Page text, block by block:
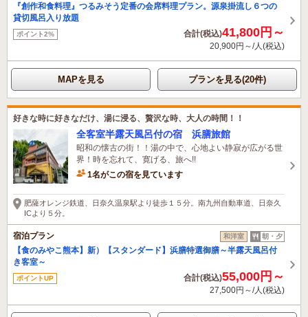
『創作和食料理』つるみそう定番の会席料理プラン。源泉掛流し６つの
貸切風呂入り放題
ポイント2% 合計(税込)41,800円～
20,900円～/人(税込)
MAPを見る プランを見る(20件)
好きな時に好きなだけ、湯に浸る、贅沢な時、大人の時間！！
全客室半露天風呂付の宿 浜膳旅館
昭和の懐古の街！！湯の中で、心地よい静寂が広がる世
界！時を忘れて、寛げる、旅へ!!
1名がこの宿を見ています
肥薩オレンジ鉄道、日奈久温泉駅より徒歩１５分。南九州自動車道、日奈久
ICより５分。
宿泊プラン 和洋室 朝・夕
【食のみやこ熊本】新）【スタンダード】浜膳特選御膳～半露天風呂付
き客室～
ポイントUP 合計(税込)55,000円～
27,500円～/人(税込)